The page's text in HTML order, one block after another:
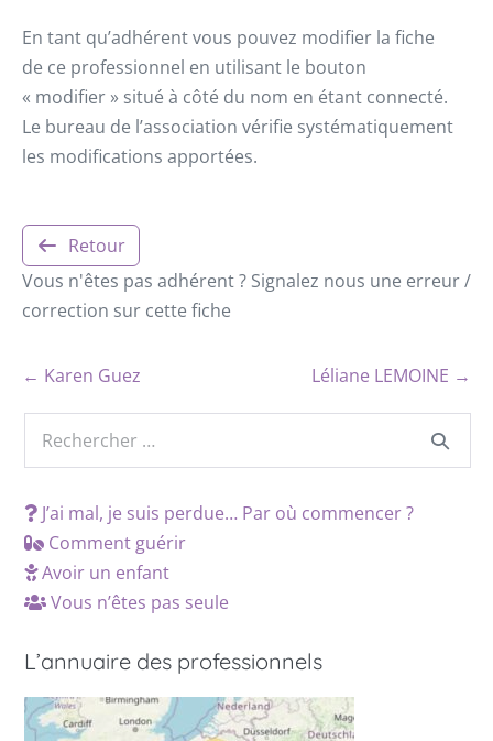
En tant qu’adhérent vous pouvez modifier la fiche
de ce professionnel en utilisant le bouton
« modifier » situé à côté du nom en étant connecté.
Le bureau de l’association vérifie systématiquement
les modifications apportées.
Retour
Vous n'êtes pas adhérent ? Signalez nous une erreur /
correction sur cette fiche
← Karen Guez Léliane LEMOINE →
J’ai mal, je suis perdue… Par où commencer ?
Comment guérir
Avoir un enfant
Vous n’êtes pas seule
L’annuaire des professionnels